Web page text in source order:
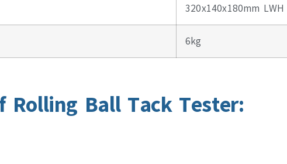
320x140x180mm LWH
6kg
Rolling Ball Tack Tester: